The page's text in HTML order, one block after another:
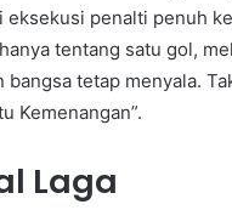
eksekusi penalti penuh
tentang satu gol,
bangsa tetap menyala.
Kemenangan”.
Laga